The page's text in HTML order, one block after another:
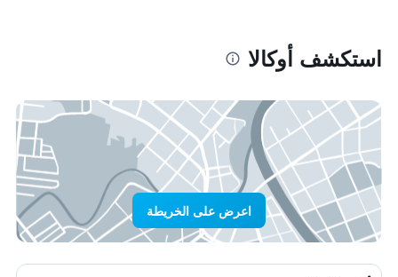
استكشف أوكالا
اعرض على الخريطة